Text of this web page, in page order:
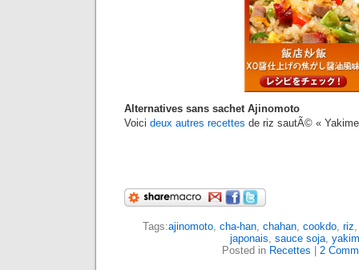
Alternatives sans sachet Ajinomoto
Voici deux autres recettes de riz sautÃ© «
Tags:ajinomoto, cha-han, chahan, cookdo, riz
japonais, sauce soja,
Posted in Recettes 2